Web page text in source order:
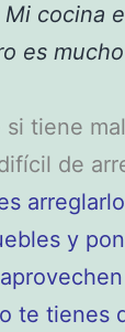
cocina
es
si tiene
de
y
te tienes